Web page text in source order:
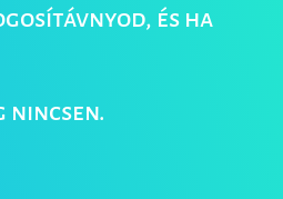
és ha
nincsen.